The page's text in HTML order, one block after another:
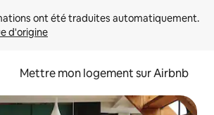
d'origine
Mettre mon logement sur Airbnb